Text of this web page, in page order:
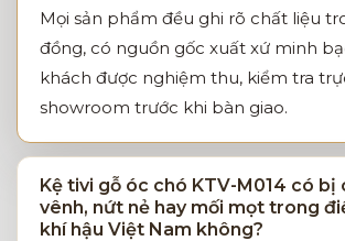
Mọi sản phẩm đều ghi rõ chất liệu
đồng, có nguồn gốc xuất xứ minh
khách được nghiệm thu, kiểm tra
showroom trước khi bàn giao.
Kệ tivi gỗ óc chó KTV-M014 có bị
vênh, nứt nẻ hay mối mọt trong
khí hậu Việt Nam không?